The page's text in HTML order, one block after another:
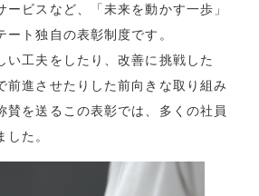
ービスなど、「未来を動かす一歩」
ート独自の表彰制度です。
い工夫をしたり、改善に挑戦した
前進させたりした前向きな取り組み
賛を送るこの表彰では、多くの社員
た。